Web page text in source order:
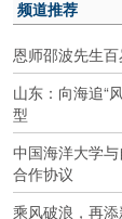
频道推荐
恩师邵波先生
山东：向海追“
型
中国海洋大学
合作协议
乘风破浪，再